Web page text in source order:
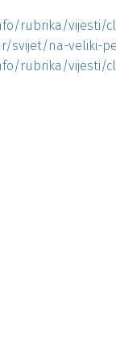
rubrika/vijesti/
svijet/na-veliki-
rubrika/vijesti/